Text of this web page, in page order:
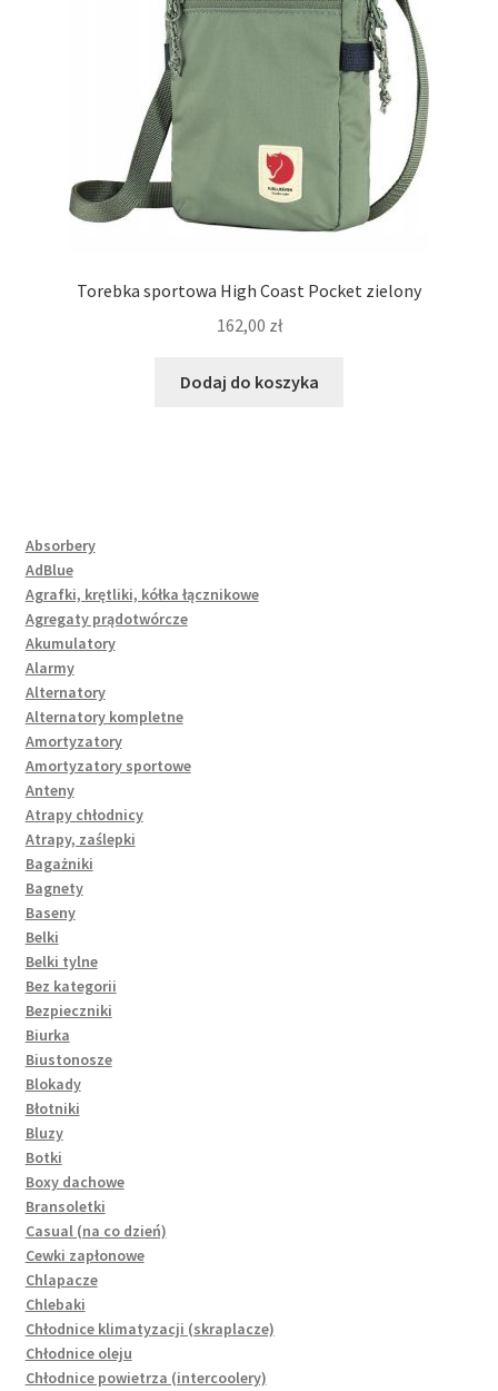
Torebka sportowa High Coast Pocket zielony
162,00 zł
Dodaj do koszyka
Absorbery
AdBlue
Agrafki, krętliki, kółka łącznikowe
Agregaty prądotwórcze
Akumulatory
Alarmy
Alternatory
Alternatory kompletne
Amortyzatory
Amortyzatory sportowe
Anteny
Atrapy chłodnicy
Atrapy, zaślepki
Bagażniki
Bagnety
Baseny
Belki
Belki tylne
Bez kategorii
Bezpieczniki
Biurka
Biustonosze
Blokady
Błotniki
Bluzy
Botki
Boxy dachowe
Bransoletki
Casual (na co dzień)
Cewki zapłonowe
Chlapacze
Chlebaki
Chłodnice klimatyzacji (skraplacze)
Chłodnice oleju
Chłodnice powietrza (intercoolery)